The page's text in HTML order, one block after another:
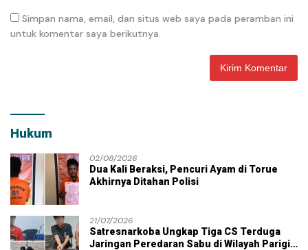
Simpan nama, email, dan situs web saya pada peramban ini
untuk komentar saya berikutnya.
Hukum
02/08/2026
Dua Kali Beraksi, Pencuri Ayam di Torue
Akhirnya Ditahan Polisi
21/07/2026
Satresnarkoba Ungkap Tiga CS Terduga
Jaringan Peredaran Sabu di Wilayah Parigi